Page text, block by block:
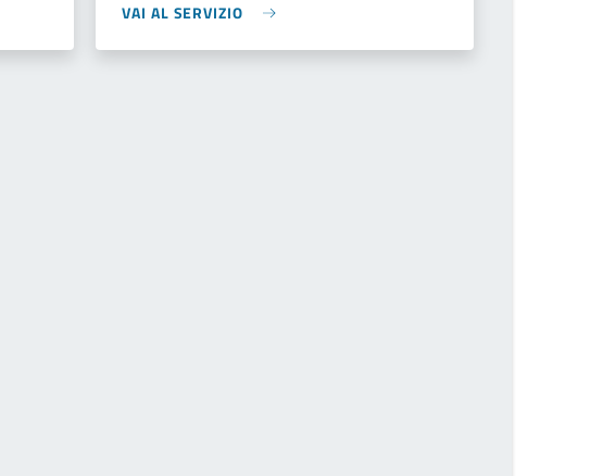
VAI AL SERVIZIO
pagina